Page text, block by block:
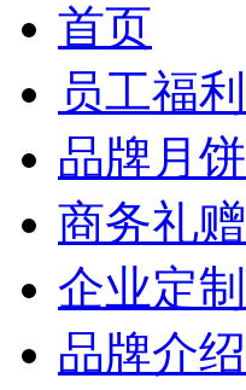
首页
员工福利
品牌月饼
商务礼赠
企业定制
品牌介绍